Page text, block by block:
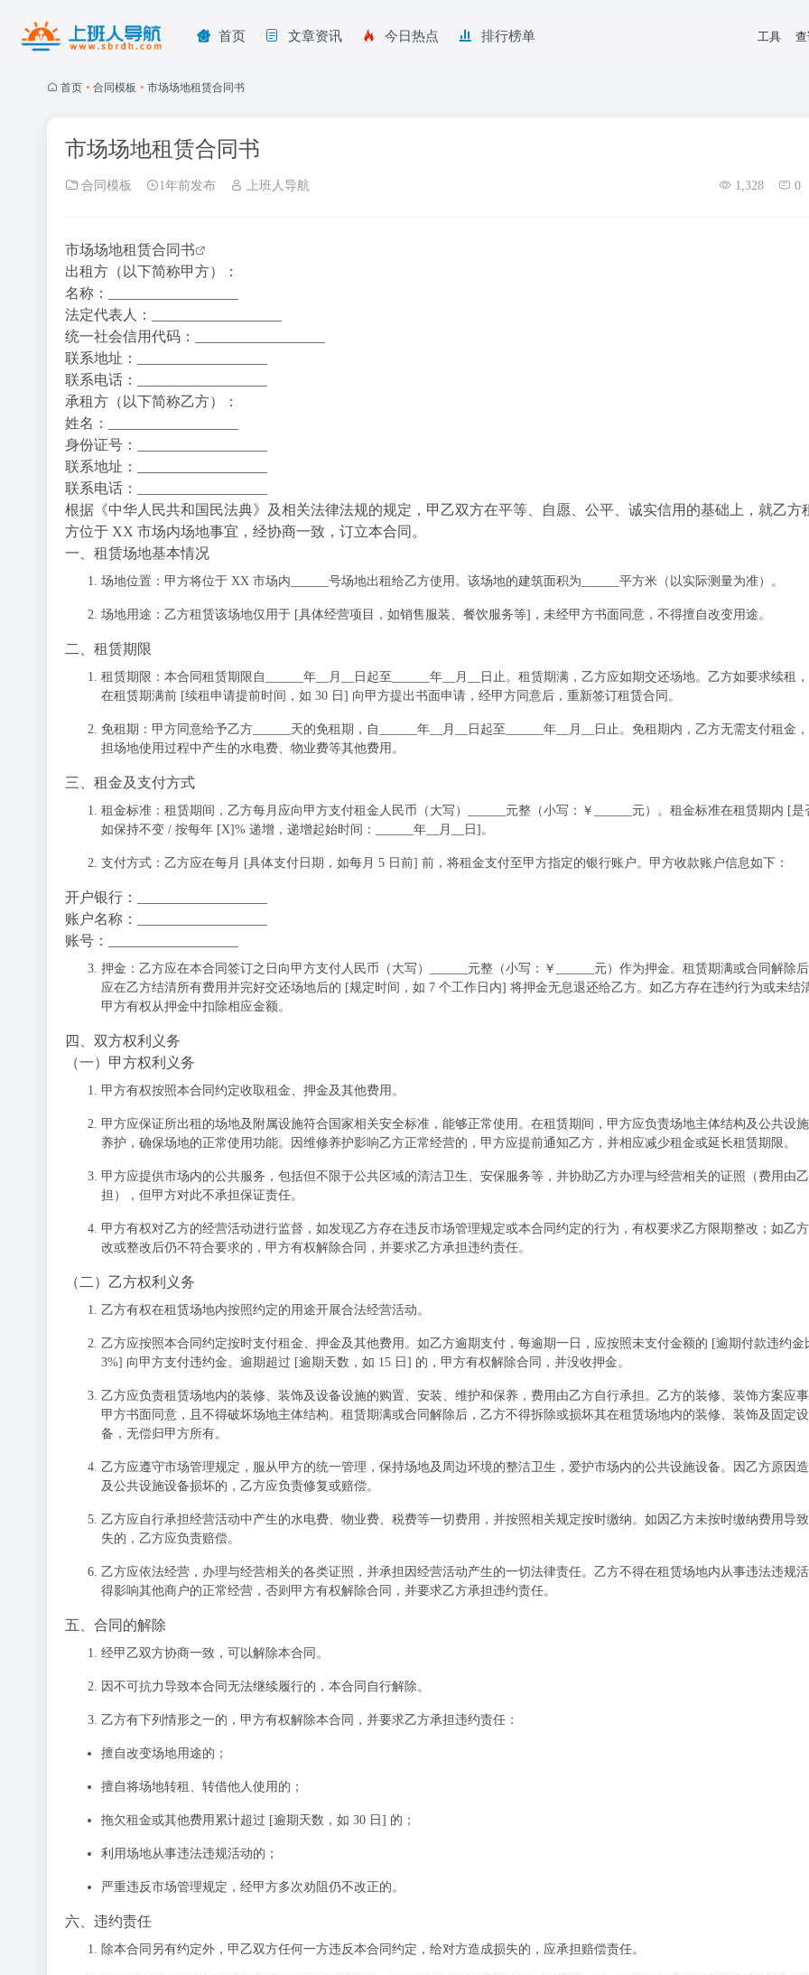
首页 文章资讯 今日热点 排行榜单 工具 查
首页 • 合同模板 • 市场场地租赁合同书
市场场地租赁合同书
合同模板 1年前发布 上班人导航 1,328 0
市场场地租赁合同书
出租方（以下简称甲方）：
名称：__________________
法定代表人：__________________
统一社会信用代码：__________________
联系地址：__________________
联系电话：__________________
承租方（以下简称乙方）：
姓名：__________________
身份证号：__________________
联系地址：__________________
联系电话：__________________
根据《中华人民共和国民法典》及相关法律法规的规定，甲乙双方在平等、自愿、公平、诚实信用的基础上，就乙方
方位于 XX 市场内场地事宜，经协商一致，订立本合同。
一、租赁场地基本情况
场地位置 ：甲方将位于 XX 市场内______号场地出租给乙方使用。该场地的建筑面积为______平方米（以实际测量为准）。
场地用途 ：乙方租赁该场地仅用于 [具体经营项目，如销售服装、餐饮服务等]，未经甲方书面同意，不得擅自改变用途。
二、租赁期限
租赁期限 ：本合同租赁期限自______年__月__日起至______年__月__日止。租赁期满，乙方应如期交还场地。乙方如要求续租
在租赁期满前 [续租申请提前时间，如 30 日] 向甲方提出书面申请，经甲方同意后，重新签订租赁合同。
免租期 ：甲方同意给予乙方______天的免租期，自______年__月__日起至______年__月__日止。免租期内，乙方无需支付租金
担场地使用过程中产生的水电费、物业费等其他费用。
三、租金及支付方式
租金标准 ：租赁期间，乙方每月应向甲方支付租金人民币（大写）______元整（小写：￥______元）。租金标准在租赁期内 [是
如保持不变 / 按每年 [X]% 递增，递增起始时间：______年__月__日]。
支付方式 ：乙方应在每月 [具体支付日期，如每月 5 日前] 前，将租金支付至甲方指定的银行账户。甲方收款账户信息如下：
开户银行：__________________
账户名称：__________________
账号：__________________
押金 ：乙方应在本合同签订之日向甲方支付人民币（大写）______元整（小写：￥______元）作为押金。租赁期满或合同解除
应在乙方结清所有费用并完好交还场地后的 [规定时间，如 7 个工作日内] 将押金无息退还给乙方。如乙方存在违约行为或未结
甲方有权从押金中扣除相应金额。
四、双方权利义务
（一）甲方权利义务
甲方有权按照本合同约定收取租金、押金及其他费用。
甲方应保证所出租的场地及附属设施符合国家相关安全标准，能够正常使用。在租赁期间，甲方应负责场地主体结构及公共设
养护，确保场地的正常使用功能。因维修养护影响乙方正常经营的，甲方应提前通知乙方，并相应减少租金或延长租赁期限。
甲方应提供市场内的公共服务，包括但不限于公共区域的清洁卫生、安保服务等，并协助乙方办理与经营相关的证照（费用由
担），但甲方对此不承担保证责任。
甲方有权对乙方的经营活动进行监督，如发现乙方存在违反市场管理规定或本合同约定的行为，有权要求乙方限期整改；如乙
改或整改后仍不符合要求的，甲方有权解除合同，并要求乙方承担违约责任。
（二）乙方权利义务
乙方有权在租赁场地内按照约定的用途开展合法经营活动。
乙方应按照本合同约定按时支付租金、押金及其他费用。如乙方逾期支付，每逾期一日，应按照未支付金额的 [逾期付款违约金
3%] 向甲方支付违约金。逾期超过 [逾期天数，如 15 日] 的，甲方有权解除合同，并没收押金。
乙方应负责租赁场地内的装修、装饰及设备设施的购置、安装、维护和保养，费用由乙方自行承担。乙方的装修、装饰方案应
甲方书面同意，且不得破坏场地主体结构。租赁期满或合同解除后，乙方不得拆除或损坏其在租赁场地内的装修、装饰及固定
备，无偿归甲方所有。
乙方应遵守市场管理规定，服从甲方的统一管理，保持场地及周边环境的整洁卫生，爱护市场内的公共设施设备。因乙方原因
及公共设施设备损坏的，乙方应负责修复或赔偿。
乙方应自行承担经营活动中产生的水电费、物业费、税费等一切费用，并按照相关规定按时缴纳。如因乙方未按时缴纳费用导
失的，乙方应负责赔偿。
乙方应依法经营，办理与经营相关的各类证照，并承担因经营活动产生的一切法律责任。乙方不得在租赁场地内从事违法违规
得影响其他商户的正常经营，否则甲方有权解除合同，并要求乙方承担违约责任。
五、合同的解除
经甲乙双方协商一致，可以解除本合同。
因不可抗力导致本合同无法继续履行的，本合同自行解除。
乙方有下列情形之一的，甲方有权解除本合同，并要求乙方承担违约责任：
擅自改变场地用途的；
擅自将场地转租、转借他人使用的；
拖欠租金或其他费用累计超过 [逾期天数，如 30 日] 的；
利用场地从事违法违规活动的；
严重违反市场管理规定，经甲方多次劝阻仍不改正的。
六、违约责任
除本合同另有约定外，甲乙双方任何一方违反本合同约定，给对方造成损失的，应承担赔偿责任。